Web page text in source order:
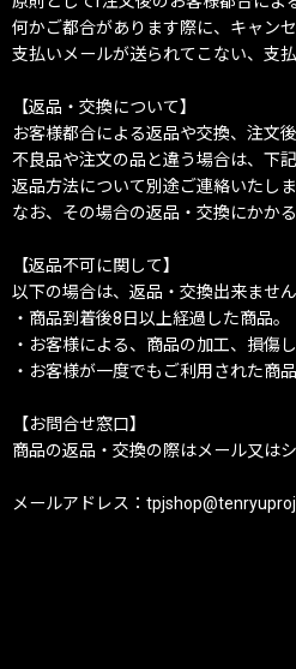
何かご都合があります際に、キャン
支払いメールが送られてこない、支
【返品・交換について】
お客様都合による返品や交換、注文
不良品や注文の品と違う場合は、下
返品方法について別途ご連絡いたしま
なお、その場合の返品・交換にかか
【返品不可に関して】
以下の場合は、返品・交換出来ませ
・商品到着後8日以上経過した商品。
・お客様による、商品の加工、損傷し
・お客様が一度でもご利用された商品
【お問合せ窓口】
商品の返品・交換の際はメール又は
メールアドレス：